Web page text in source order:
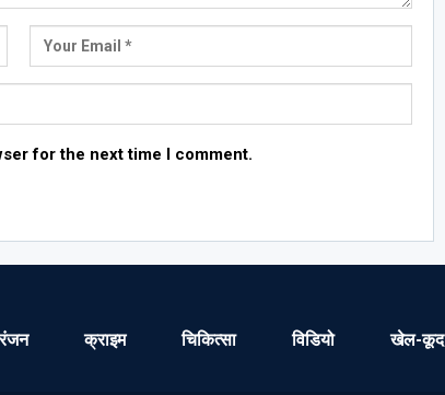
for the next time I comment.
क्राइम चिकित्सा विडियो खेल-कूद